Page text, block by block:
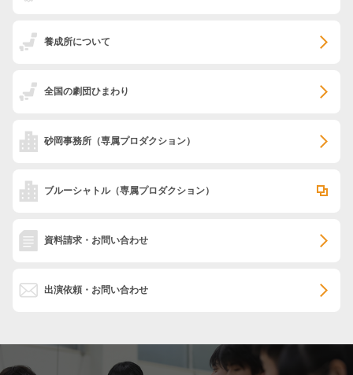
養成所について
全国の劇団ひまわり
砂岡事務所 （専属プロダクション）
ブルーシャトル（専属プロダクション）
資料請求・お問い合わせ
出演依頼・お問い合わせ